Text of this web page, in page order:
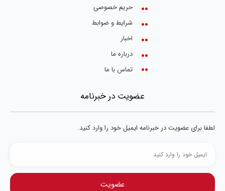
حریم خصوصی
شرایط و ضوابط
اخبار
درباره ما
تماس با ما
عضویت در خبرنامه
لطفا برای عضویت در خبرنامه ایمیل خود را وارد کنید.
عضویت